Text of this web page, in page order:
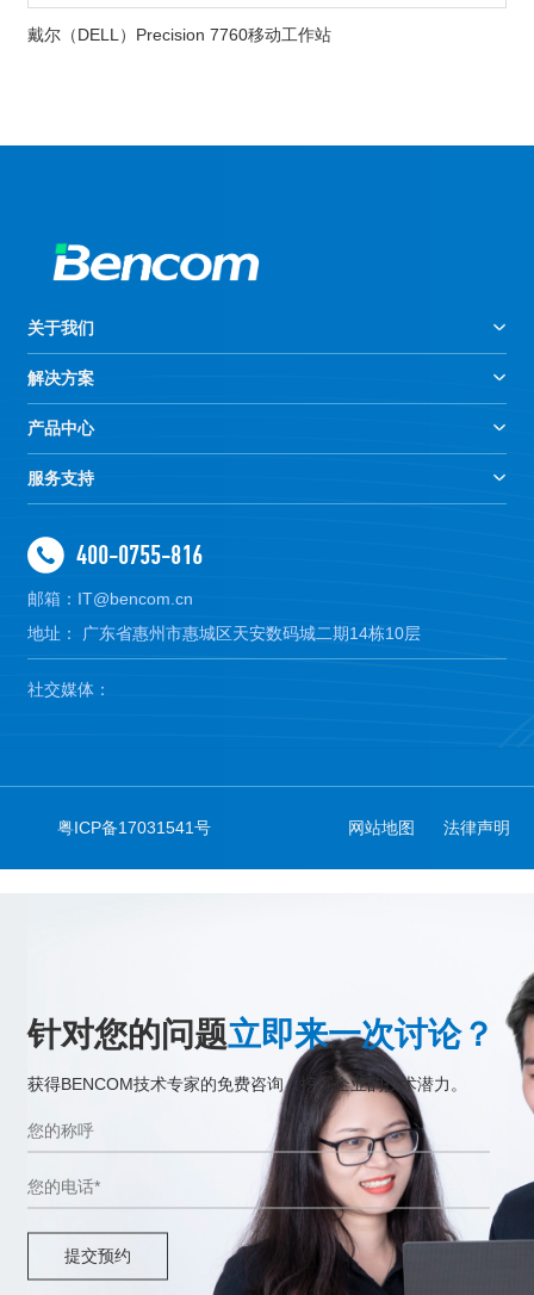
戴尔（DELL）Precision 7760移动工作站
关于我们
解决方案
产品中心
服务支持
400-0755-816
邮箱：IT@bencom.cn
地址： 广东省惠州市惠城区天安数码城二期14栋10层
社交媒体：
粤ICP备17031541号 网站地图 法律声明
针对您的问题立即来一次讨论？
获得BENCOM技术专家的免费咨询，挖掘企业的技术潜力。
提交预约